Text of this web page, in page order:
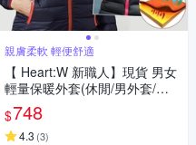
親膚柔軟 輕便舒適
【 Heart:W 新職人】現貨 男女
輕量保暖外套(休閒/男外套/女
外套/立領外套)
$748
4.3 (3)